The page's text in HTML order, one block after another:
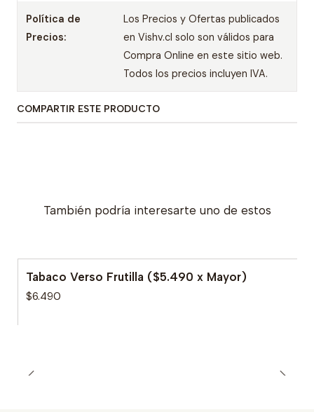
Política de
Precios:
Los Precios y Ofertas publicados
en Vishv.cl solo son válidos para
Compra Online en este sitio web.
Todos los precios incluyen IVA.
COMPARTIR ESTE PRODUCTO
También podría interesarte uno de estos
Tabaco Verso Frutilla ($5.490 x Mayor)
$6.490